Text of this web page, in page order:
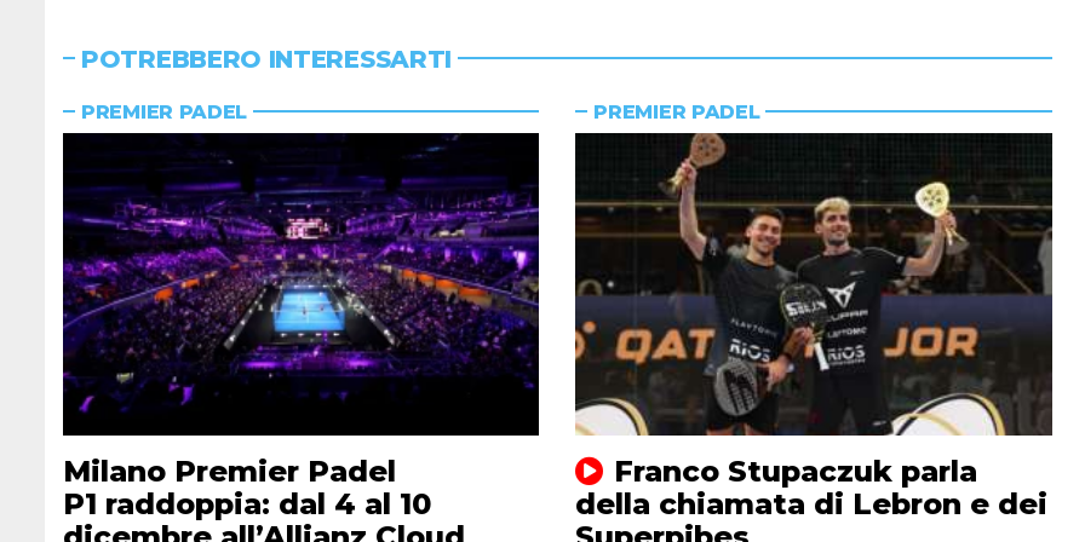
POTREBBERO INTERESSARTI
PREMIER PADEL
Milano Premier Padel
P1 raddoppia: dal 4 al 10
PREMIER PADEL
Franco Stupaczuk parla
della chiamata di Lebron e dei